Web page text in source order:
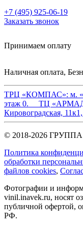
+7 (495) 925-06-19
Заказать звонок
Принимаем оплату
Наличная оплата,
ТРЦ «КОМПАС»: м.
этаж 0. ТЦ
Кировоградская,
© 2018-2026
Политика
обработки
файлов cookies,
Фотографии и
vinil.inavek.ru, носят
публичной офертой,
РФ.